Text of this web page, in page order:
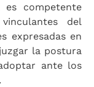
competente
del
expresadas en
la postura
ante los